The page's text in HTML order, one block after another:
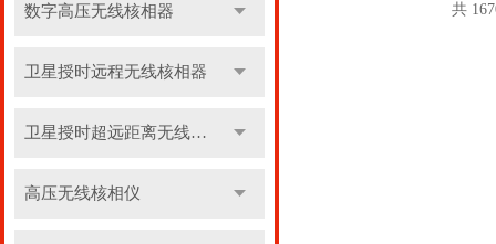
数字高压无线核相器
卫星授时远程无线核相器
卫星授时超远距离无线核相器
高压无线核相仪
共